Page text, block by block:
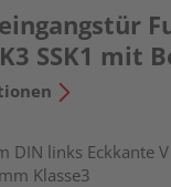
SSK1 mit
DIN links Eckkante
Klasse3